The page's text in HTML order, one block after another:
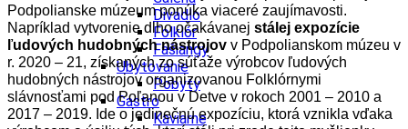
Divadlo
Folklór
Fašiangy
Ubytovanie
Pobyty
Gastro
Kaviarne
Podpolianske múzeum ponúka viaceré zaujímavosti.
Napríklad vytvorenie dlho očakávanej stálej expozície
ľudových hudobných nástrojov v Podpolianskom múzeu v
r. 2020 – 21, získaných zo súťaže výrobcov ľudových
hudobných nástrojov organizovanou Folklórnymi
slávnosťami pod Poľanou v Detve v rokoch 2001 – 2010 a
2017 – 2019. Ide o jedinečnú expozíciu, ktorá vznikla vďaka